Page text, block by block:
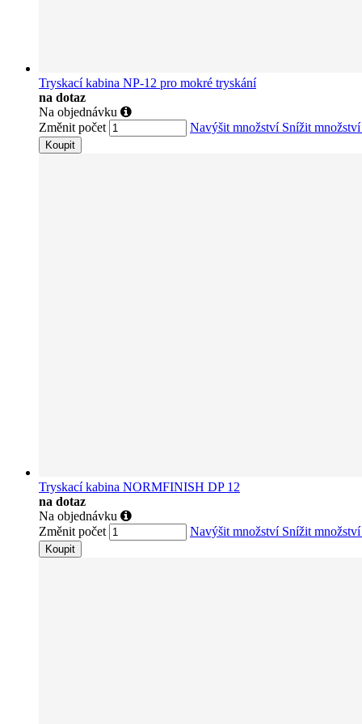
Tryskací kabina NP-12 pro mokré tryskání
na dotaz
Na objednávku
Změnit počet
Navýšit množství Snížit
Koupit
Tryskací kabina NORMFINISH DP 12
na dotaz
Na objednávku
Změnit počet
Navýšit množství Snížit
Koupit